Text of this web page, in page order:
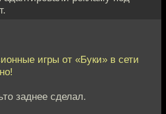
игры от «Буки» в сети
заднее сделал.